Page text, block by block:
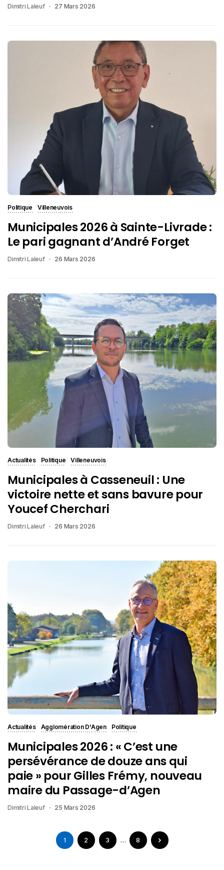
Dimitri Laleuf 27 Mars 2026
Politique Villeneuvois
Municipales 2026 à Sainte-Livrade :
Le pari gagnant d’André Forget
Dimitri Laleuf 26 Mars 2026
Actualités Politique Villeneuvois
Municipales à Casseneuil : Une
victoire nette et sans bavure pour
Youcef Cherchari
Dimitri Laleuf 26 Mars 2026
Actualités Agglomération D'Agen Politique
Municipales 2026 : « C’est une
persévérance de douze ans qui
paie » pour Gilles Frémy, nouveau
maire du Passage-d’Agen
Dimitri Laleuf 25 Mars 2026
1 2 3 … 8